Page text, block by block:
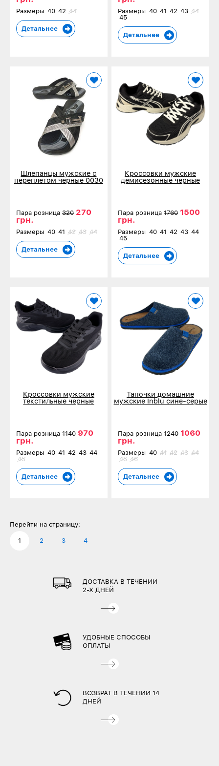
Размеры 40 42 44
Детальнее
Размеры 40 41 42 43 44
45
Детальнее
Шлепанцы мужские с
переплетом черные 0030
Пара розница 320 270
грн.
Размеры 40 41 42 43 44
Детальнее
Кроссовки мужские
демисезонные черные
Пара розница1760 1500
грн.
Размеры 40 41 42 43 44
45
Детальнее
Кроссовки мужские
текстильные черные
Пара розница 1140 970
грн.
Размеры 40 41 42 43 44
45
Детальнее
Тапочки домашние
мужские Inblu сине-серые
Пара розница1240 1060
грн.
Размеры 40 41 42 43 44
45 46
Детальнее
Перейти на страницу:
1 2 3 4
ДОСТАВКА В ТЕЧЕНИИ
2-Х ДНЕЙ
УДОБНЫЕ СПОСОБЫ
ОПЛАТЫ
ВОЗВРАТ В ТЕЧЕНИИ 14
ДНЕЙ